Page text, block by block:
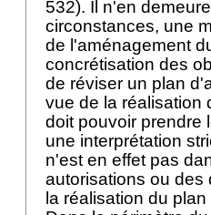
532). Il n'en
circonstances, une
de l'aménagement
concrétisation des
de réviser un plan
vue de la réalisation
doit pouvoir prendre
une interprétation
n'est en effet pas
autorisations ou des
la réalisation du